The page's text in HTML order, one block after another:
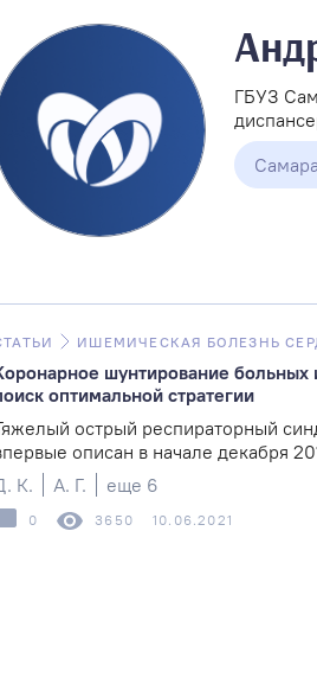
ГБУЗ
Самара
ИШЕМИЧЕСКАЯ БОЛЕЗНЬ
шунтирование
оптимальной стратегии
острый респираторный
описан в начале декабря
К.
А. Г. еще 6
0 3650 10.06.2021